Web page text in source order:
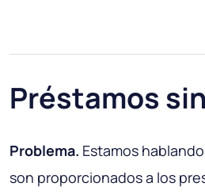
Préstamos
Problema. Estamos
son proporcionados a los